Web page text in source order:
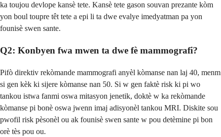
ka toujou devlope kansè tete. Kansè tete gason souvan prezante kòm
yon boul toupre têt tete a epi li ta dwe evalye imedyatman pa yon
founisè swen sante.
Q2: Konbyen fwa mwen ta dwe fè mammografi?
Pifò direktiv rekòmande mammografi anyèl kòmanse nan laj 40, menm
si gen kèk ki sijere kòmanse nan 50. Si w gen faktè risk ki pi wo
tankou istwa fanmi oswa mitasyon jenetik, doktè w ka rekòmande
kòmanse pi bonè oswa jwenn imaj adisyonèl tankou MRI. Diskite sou
pwofil risk pèsonèl ou ak founisè swen sante w pou detèmine pi bon
orè tès pou ou.